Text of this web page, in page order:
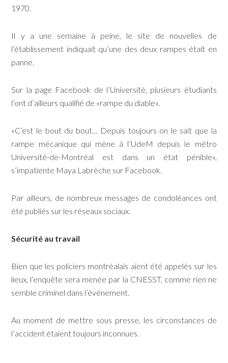
1970.
Il y a une semaine à peine, le site de nouvelles de
l’établissement indiquait qu’une des deux rampes était en
panne.
Sur la page Facebook de l’Université, plusieurs étudiants
l’ont d’ailleurs qualifié de «rampe du diable».
«C’est le bout du bout… Depuis toujours on le sait que la
rampe mécanique qui mène à l’UdeM depuis le métro
Université-de-Montréal est dans un état pénible»,
s’impatiente Maya Labrèche sur Facebook.
Par ailleurs, de nombreux messages de condoléances ont
été publiés sur les réseaux sociaux.
Sécurité au travail
Bien que les policiers montréalais aient été appelés sur les
lieux, l’enquête sera menée par la CNESST, comme rien ne
semble criminel dans l’événement.
Au moment de mettre sous presse, les circonstances de
l’accident étaient toujours inconnues.